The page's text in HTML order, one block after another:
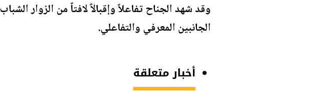
وقد شهد الجناح تفاعلاً وإقبالاً لافتاً من الزوار
الجانبين المعرفي والتفاعلي.
أخبار متعلقة